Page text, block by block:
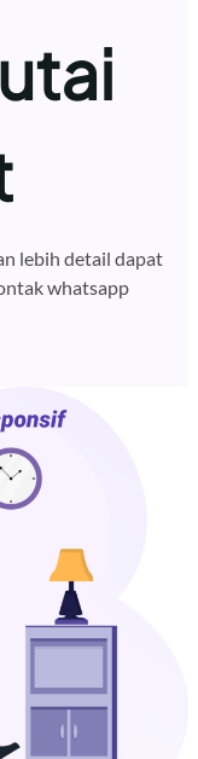
lebih detail dapat
whatsapp